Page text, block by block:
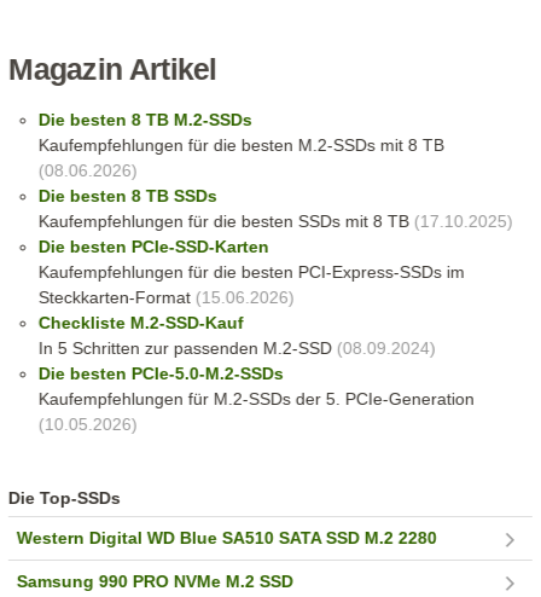
Magazin Artikel
Die besten 8 TB M.2-SSDs
Kaufempfehlungen für die besten M.2-SSDs mit 8 TB
(08.06.2026)
Die besten 8 TB SSDs
Kaufempfehlungen für die besten SSDs mit 8 TB(17.10.2025)
Die besten PCIe-SSD-Karten
Kaufempfehlungen für die besten PCI-Express-SSDs im
Steckkarten-Format(15.06.2026)
Checkliste M.2-SSD-Kauf
In 5 Schritten zur passenden M.2-SSD(08.09.2024)
Die besten PCIe-5.0-M.2-SSDs
Kaufempfehlungen für M.2-SSDs der 5. PCIe-Generation
(10.05.2026)
Die Top-SSDs
Western Digital WD Blue SA510 SATA SSD M.2 2280
Samsung 990 PRO NVMe M.2 SSD